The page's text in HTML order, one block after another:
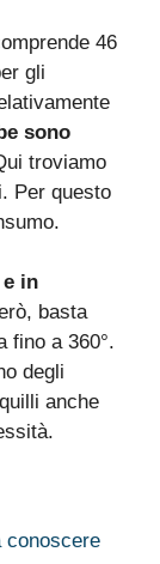
46
gli
sono
troviamo
Per questo
in
basta
fino a 360°.
degli
anche
conoscere